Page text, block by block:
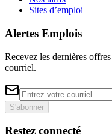
Sites d’emploi
Alertes Emplois
Recevez les dernières
courriel.
S'abonner
Restez connecté